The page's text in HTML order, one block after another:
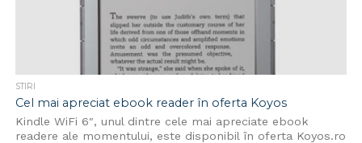
STIRI
Cel mai apreciat ebook reader în oferta Koyos
Kindle WiFi 6″, unul dintre cele mai apreciate ebook
readere ale momentului, este disponibil în oferta Koyos.ro